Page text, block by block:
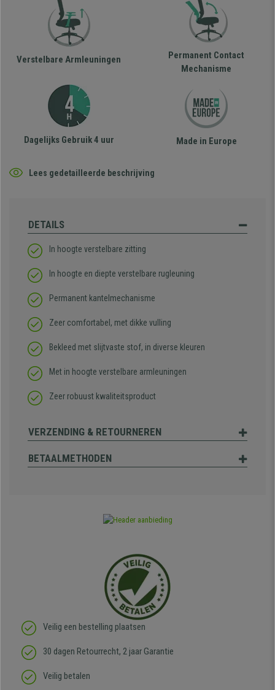
Verstelbare Armleuningen
Permanent Contact
Mechanisme
Dagelijks Gebruik 4 uur Made in Europe
Lees gedetailleerde beschrijving
DETAILS
In hoogte verstelbare zitting
In hoogte en diepte verstelbare rugleuning
Permanent kantelmechanisme
Zeer comfortabel, met dikke vulling
Bekleed met slijtvaste stof, in diverse kleuren
Met in hoogte verstelbare armleuningen
Zeer robuust kwaliteitsproduct
VERZENDING & RETOURNEREN
BETAALMETHODEN
Veilig een bestelling plaatsen
30 dagen Retourrecht, 2 jaar Garantie
Veilig betalen